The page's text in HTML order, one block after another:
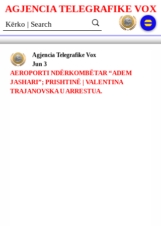
AGJENCIA TELEGRAFIKE VOX
AEROPORTI NDËRKOMBËTAR “ADEM
JASHARI”; PRISHTINË | VALENTINA
TRAJANOVSKA U ARRESTUA.
Agjencia Telegrafike Vox
Jun 3